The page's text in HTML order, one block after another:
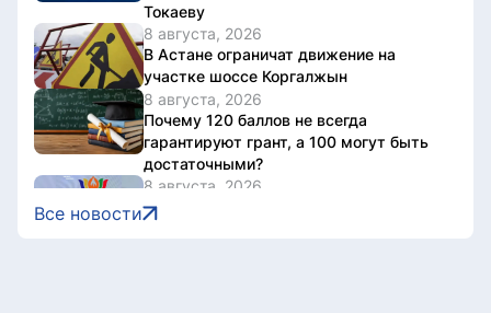
Токаеву
8 августа, 2026
В Астане ограничат движение на
участке шоссе Коргалжын
8 августа, 2026
Почему 120 баллов не всегда
гарантируют грант, а 100 могут быть
достаточными?
8 августа, 2026
Казахстан представил потенциал
Все новости